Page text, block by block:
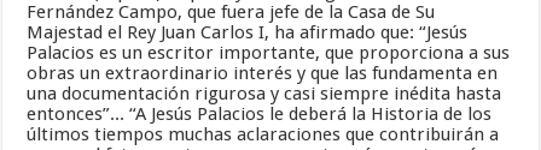
Fernández Campo, que fuera jefe de la Casa de Su
Majestad el Rey Juan Carlos I, ha afirmado que: “Jesús
Palacios es un escritor importante, que proporciona a sus
obras un extraordinario interés y que las fundamenta en
una documentación rigurosa y casi siempre inédita hasta
entonces”... “A Jesús Palacios le deberá la Historia de los
últimos tiempos muchas aclaraciones que contribuirán a